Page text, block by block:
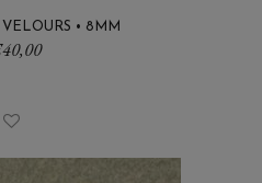
• 8MM
40,00